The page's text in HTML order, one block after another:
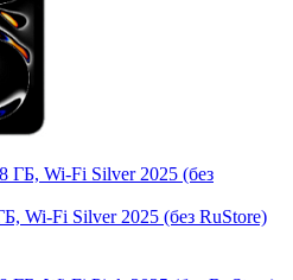
Wi-Fi Silver 2025 (без RuStore)